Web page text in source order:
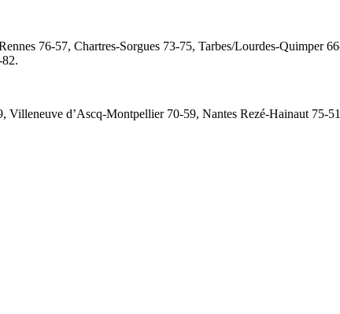
76-57, Chartres-Sorgues 73-75, Tarbes/Lourdes-Quimper
d’Ascq-Montpellier 70-59, Nantes Rezé-Hainaut 75-